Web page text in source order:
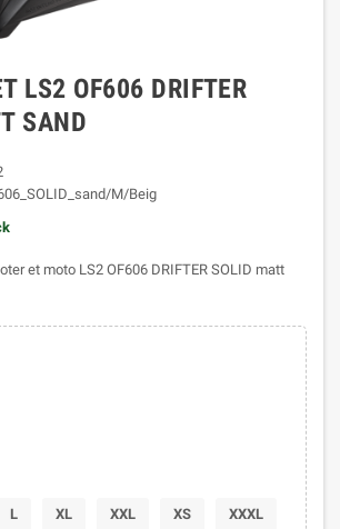
LS2 OF606 DRIFTER
SAND
M/Beig
et moto LS2 OF606 DRIFTER SOLID matt
L XL XXL XS XXXL